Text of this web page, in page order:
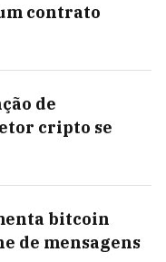
contrato
de
cripto se
bitcoin
de mensagens